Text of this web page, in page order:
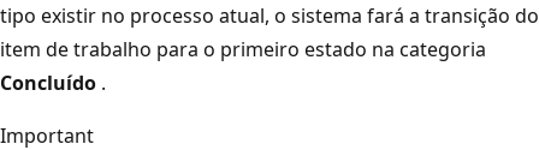
tipo existir no processo atual, o sistema fará a transição do
item de trabalho para o primeiro estado na categoria
Concluído .
Important